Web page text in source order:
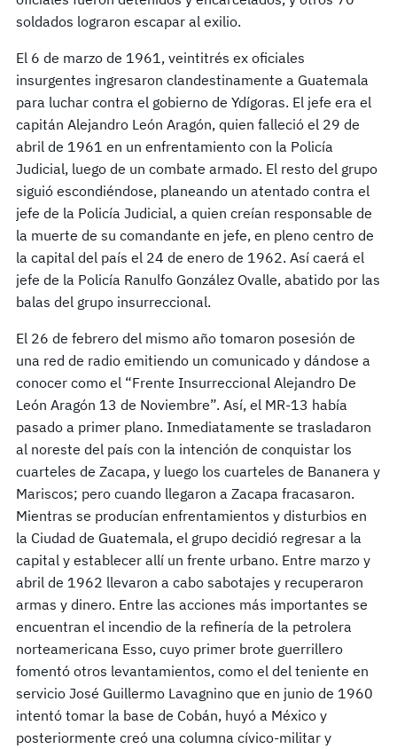
soldados lograron escapar al exilio.
El 6 de marzo de 1961, veintitrés ex oficiales
insurgentes ingresaron clandestinamente a Guatemala
para luchar contra el gobierno de Ydígoras. El jefe era el
capitán Alejandro León Aragón, quien falleció el 29 de
abril de 1961 en un enfrentamiento con la Policía
Judicial, luego de un combate armado. El resto del grupo
siguió escondiéndose, planeando un atentado contra el
jefe de la Policía Judicial, a quien creían responsable de
la muerte de su comandante en jefe, en pleno centro de
la capital del país el 24 de enero de 1962. Así caerá el
jefe de la Policía Ranulfo González Ovalle, abatido por las
balas del grupo insurreccional.
El 26 de febrero del mismo año tomaron posesión de
una red de radio emitiendo un comunicado y dándose a
conocer como el “Frente Insurreccional Alejandro De
León Aragón 13 de Noviembre”. Así, el MR-13 había
pasado a primer plano. Inmediatamente se trasladaron
al noreste del país con la intención de conquistar los
cuarteles de Zacapa, y luego los cuarteles de Bananera y
Mariscos; pero cuando llegaron a Zacapa fracasaron.
Mientras se producían enfrentamientos y disturbios en
la Ciudad de Guatemala, el grupo decidió regresar a la
capital y establecer allí un frente urbano. Entre marzo y
abril de 1962 llevaron a cabo sabotajes y recuperaron
armas y dinero. Entre las acciones más importantes se
encuentran el incendio de la refinería de la petrolera
norteamericana Esso, cuyo primer brote guerrillero
fomentó otros levantamientos, como el del teniente en
servicio José Guillermo Lavagnino que en junio de 1960
intentó tomar la base de Cobán, huyó a México y
posteriormente creó una columna cívico-militar y